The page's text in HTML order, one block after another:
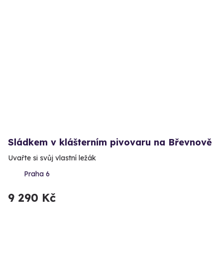
Sládkem v klášterním pivovaru na Břevnově
Uvařte si svůj vlastní ležák
Praha 6
9 290 Kč